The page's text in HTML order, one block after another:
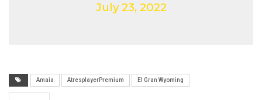
July 23, 2022
Amaia AtresplayerPremium El Gran Wyoming